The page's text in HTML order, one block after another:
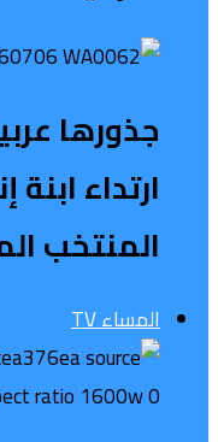
جذورها
ارتداء
المنتخب
المساء TV